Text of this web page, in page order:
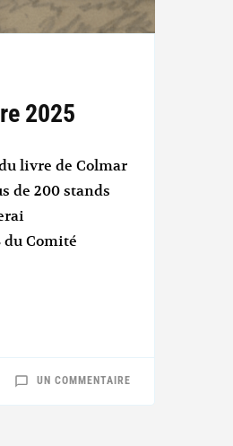
2025
livre de Colmar
de 200 stands
du Comité
UN COMMENTAIRESUR